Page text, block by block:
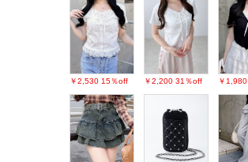
￥2,530 15％off ￥2,200 31％off ￥1,980